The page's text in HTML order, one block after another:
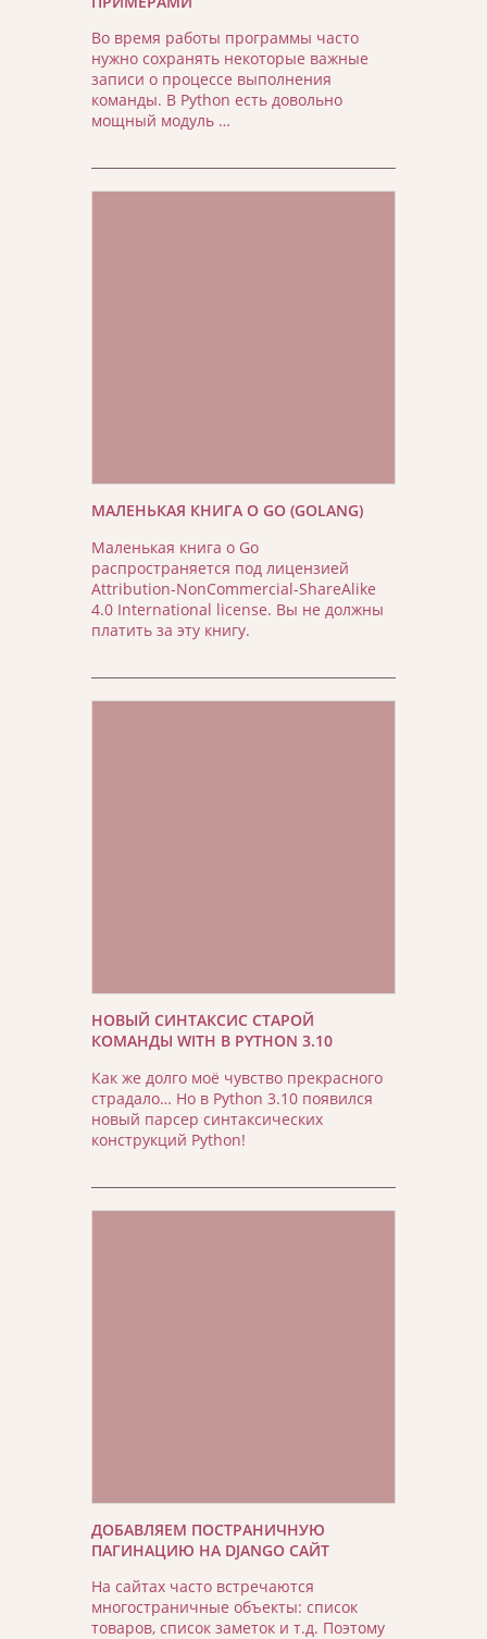
Во время работы программы часто
нужно сохранять некоторые важные
записи о процессе выполнения
команды. В Python есть довольно
мощный модуль …
МАЛЕНЬКАЯ КНИГА О GO (GOLANG)
Маленькая книга о Go
распространяется под лицензией
Attribution-NonCommercial-ShareAlike
4.0 International license. Вы не должны
платить за эту книгу.
НОВЫЙ СИНТАКСИС СТАРОЙ
КОМАНДЫ WITH В PYTHON 3.10
Как же долго моё чувство прекрасного
страдало… Но в Python 3.10 появился
новый парсер синтаксических
конструкций Python!
ДОБАВЛЯЕМ ПОСТРАНИЧНУЮ
ПАГИНАЦИЮ НА DJANGO САЙТ
На сайтах часто встречаются
многостраничные объекты: список
товаров, список заметок и т.д. Поэтому